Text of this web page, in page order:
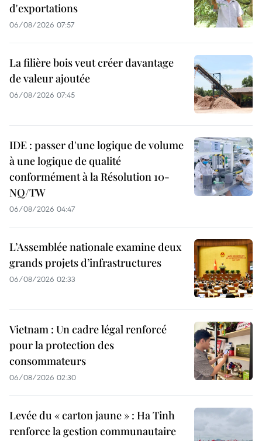
d'exportations
06/08/2026 07:57
La filière bois veut créer davantage
de valeur ajoutée
06/08/2026 07:45
IDE : passer d'une logique de volume
à une logique de qualité
conformément à la Résolution 10-
NQ/TW
06/08/2026 04:47
L’Assemblée nationale examine deux
grands projets d’infrastructures
06/08/2026 02:33
Vietnam : Un cadre légal renforcé
pour la protection des
consommateurs
06/08/2026 02:30
Levée du « carton jaune » : Ha Tinh
renforce la gestion communautaire